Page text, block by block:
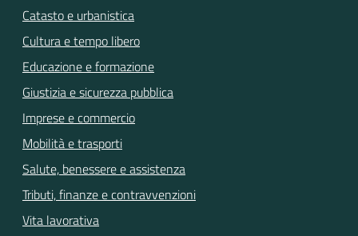
Catasto e urbanistica
Cultura e tempo libero
Educazione e formazione
Giustizia e sicurezza pubblica
Imprese e commercio
Mobilità e trasporti
Salute, benessere e assistenza
Tributi, finanze e contravvenzioni
Vita lavorativa